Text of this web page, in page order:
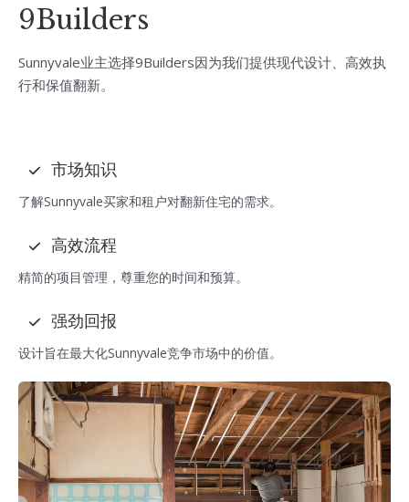
9Builders
Sunnyvale业主选择9Builders因为我们提供现代设计、高效执
行和保值翻新。
市场知识
了解Sunnyvale买家和租户对翻新住宅的需求。
高效流程
精简的项目管理，尊重您的时间和预算。
强劲回报
设计旨在最大化Sunnyvale竞争市场中的价值。